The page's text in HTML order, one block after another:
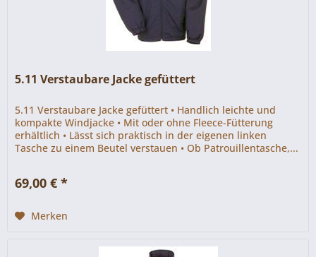
5.11 Verstaubare Jacke gefüttert
5.11 Verstaubare Jacke gefüttert • Handlich leichte und
kompakte Windjacke • Mit oder ohne Fleece-Fütterung
erhältlich • Lässt sich praktisch in der eigenen linken
Tasche zu einem Beutel verstauen • Ob Patrouillentasche,...
69,00 € *
Merken